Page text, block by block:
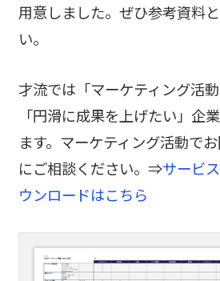
用意しました。ぜひ参考資料
い。
才流では「マーケティング活動
「円滑に成果を上げたい」企
ます。マーケティング活動で
にご相談ください。⇒サービ
ウンロードはこちら